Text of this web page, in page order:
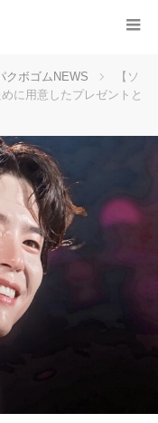
クボゴムNEWS
【ソ
に用意したプレゼントと